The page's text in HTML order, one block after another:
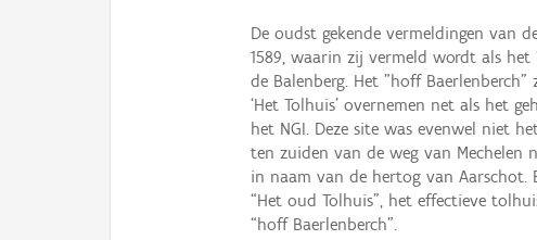
De oudst gekende vermeldingen van
1589, waarin zij vermeld wordt als het
de Balenberg. Het "hoff
‘Het Tolhuis’ overnemen net als het
het NGI. Deze site was evenwel niet
ten zuiden van de weg van Mechelen
in naam van de hertog van Aarschot.
“Het oud Tolhuis”, het effectieve
“hoff Baerlenberch”.